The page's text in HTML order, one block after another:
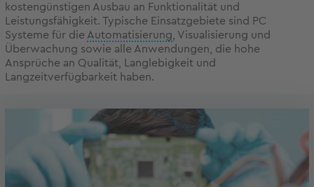
kostengünstigen Ausbau an Funktionalität und
Leistungsfähigkeit. Typische Einsatzgebiete sind PC
Systeme für die Automatisierung , Visualisierung und
Überwachung sowie alle Anwendungen, die hohe
Ansprüche an Qualität, Langlebigkeit und
Langzeitverfügbarkeit haben.